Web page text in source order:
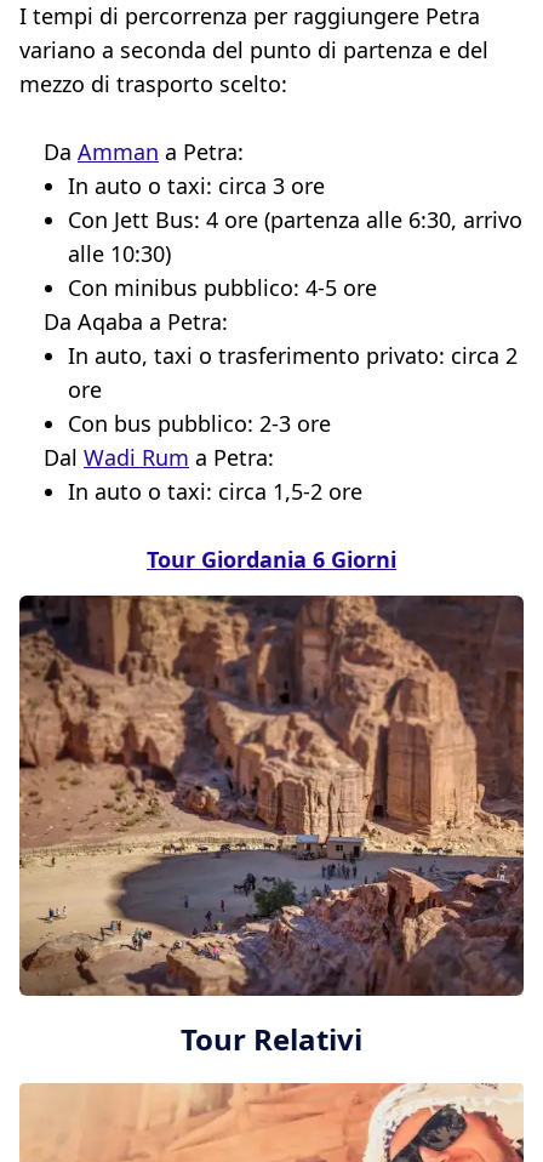
I tempi di percorrenza per raggiungere Petra
variano a seconda del punto di partenza e del
mezzo di trasporto scelto:
Da Amman a Petra:
In auto o taxi: circa 3 ore
Con Jett Bus: 4 ore (partenza alle 6:30, arrivo
alle 10:30)
Con minibus pubblico: 4-5 ore
Da Aqaba a Petra:
In auto, taxi o trasferimento privato: circa 2
ore
Con bus pubblico: 2-3 ore
Dal Wadi Rum a Petra:
In auto o taxi: circa 1,5-2 ore
Tour Giordania 6 Giorni
Tour Relativi